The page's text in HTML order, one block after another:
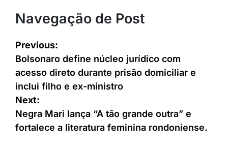
Navegação de Post
Previous:
Bolsonaro define núcleo jurídico com
acesso direto durante prisão domiciliar e
inclui filho e ex-ministro
Next:
Negra Mari lança “A tão grande outra” e
fortalece a literatura feminina rondoniense.